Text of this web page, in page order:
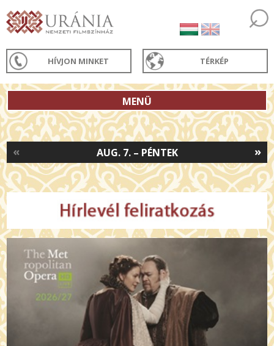
HÍVJON MINKET TÉRKÉP
MENÜ
»
AUG. 7. – PÉNTEK
«